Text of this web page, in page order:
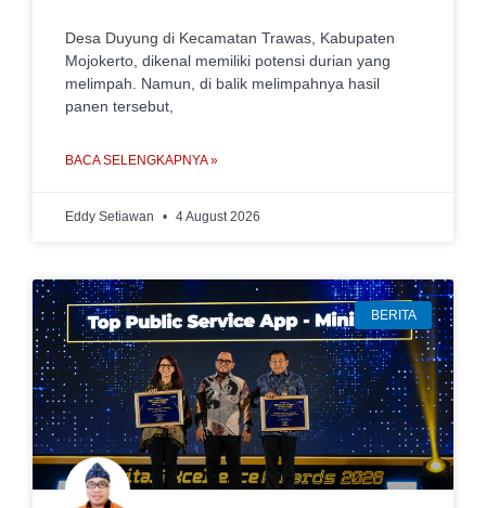
Desa Duyung di Kecamatan Trawas, Kabupaten
Mojokerto, dikenal memiliki potensi durian yang
melimpah. Namun, di balik melimpahnya hasil
panen tersebut,
BACA SELENGKAPNYA »
Eddy Setiawan 4 August 2026
BERITA